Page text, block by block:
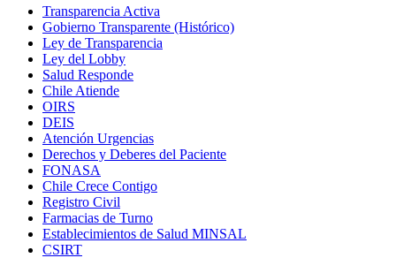
Transparencia Activa
Gobierno Transparente (Histórico)
Ley de Transparencia
Ley del Lobby
Salud Responde
Chile Atiende
OIRS
DEIS
Atención Urgencias
Derechos y Deberes del Paciente
FONASA
Chile Crece Contigo
Registro Civil
Farmacias de Turno
Establecimientos de Salud MINSAL
CSIRT